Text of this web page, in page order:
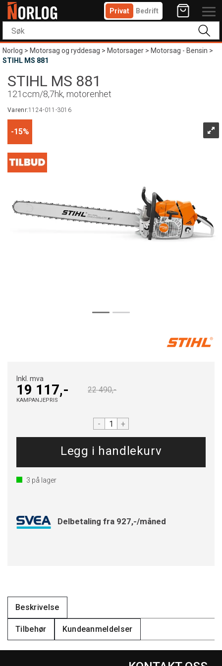
Privat Bedrift
Norlog>Motorsag og ryddesag>Motorsager>Motorsag - Bensin>
STIHL MS 881
STIHL MS 881
121ccm/8,7hk, motorenhet
Varenr:1124-011-3016
15%
Inkl. mva
19 117,-
KAMPANJEPRIS
22 490,-
- +
3 på lager
Delbetaling fra 927,-/måned
Beskrivelse
Tilbehør Kundeanmeldelser